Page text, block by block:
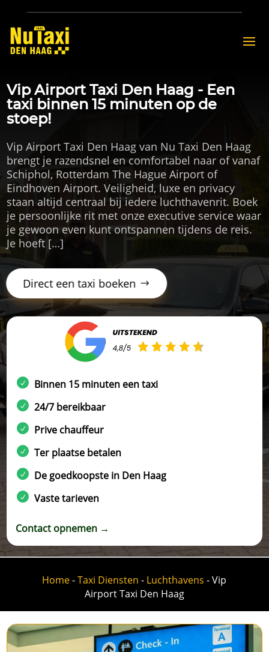
Vip Airport Taxi Den Haag - Een
taxi binnen 15 minuten op de
stoep!
Vip Airport Taxi Den Haag van Nu Taxi Den Haag
brengt je razendsnel en comfortabel naar of vanaf
Schiphol, Rotterdam The Hague Airport of
Eindhoven Airport. Veiligheid, luxe en privacy
staan altijd centraal bij iedere luchthavenrit. Boek
je persoonlijke rit met onze executive service waar
je gewoon even kunt ontspannen tijdens de reis.
Je hoeft […]
Direct een taxi boeken
Binnen 15 minuten een taxi
24/7 bereikbaar
Prive chauffeur
Ter plaatse betalen
De goedkoopste in Den Haag
Vaste tarieven
Contact opnemen →
Home-Taxi Diensten - Luchthavens -Vip
Airport Taxi Den Haag